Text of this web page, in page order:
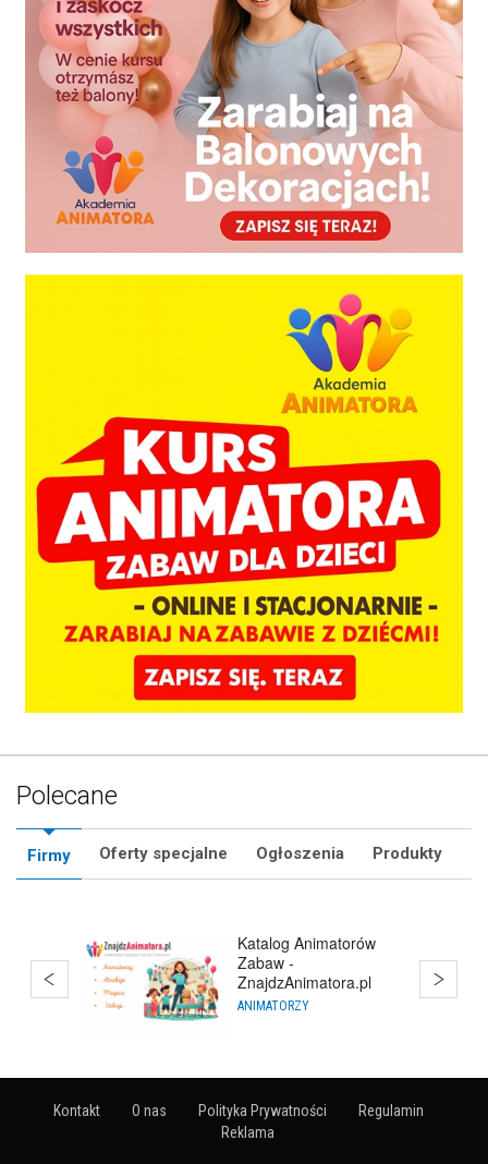
Polecane
Firmy Oferty specjalne Ogłoszenia Produkty
Kurs Animatora
SZKOLENIA I KURSY
Kontakt O nas Polityka Prywatności
Regulamin
Reklama